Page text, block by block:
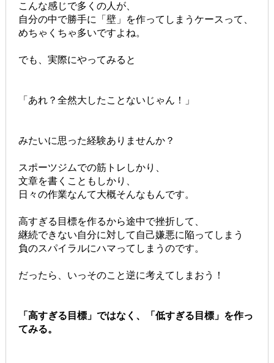
こんな感じで多くの人が、
自分の中で勝手に「壁」を作ってしまうケースって、
めちゃくちゃ多いですよね。
でも、実際にやってみると
「あれ？全然大したことないじゃん！」
みたいに思った経験ありませんか？
スポーツジムでの筋トレしかり、
文章を書くこともしかり、
日々の作業なんて大概そんなもんです。
高すぎる目標を作るから途中で挫折して、
継続できない自分に対して 自己嫌悪に陥ってしまう
負のスパイラルにハマってしまうのです。
だったら、いっそのこと逆に考えてしまおう！
「高すぎる目標」ではなく、「低すぎる目標」を作っ
てみる。